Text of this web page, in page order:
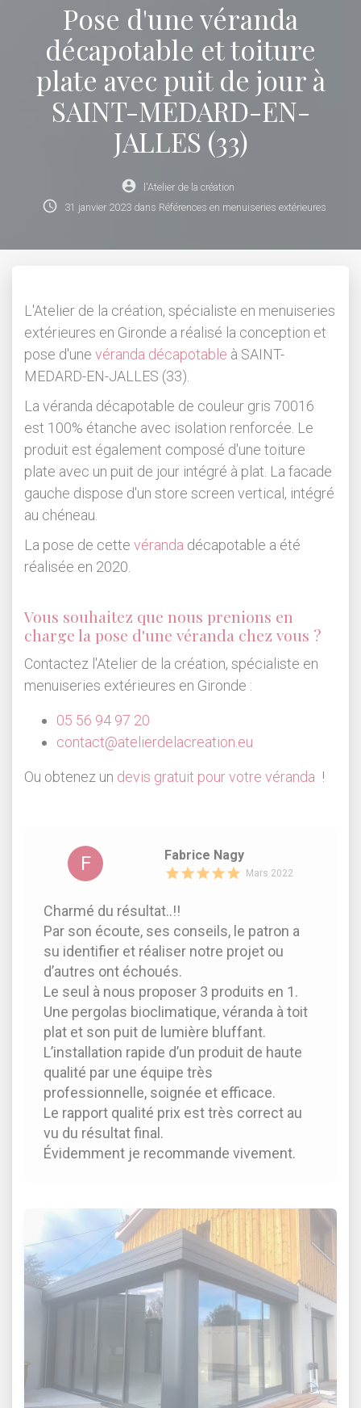
Pose d'une véranda
décapotable et toiture
plate avec puit de jour à
SAINT-MEDARD-EN-
JALLES (33)
account_circle l'Atelier de la création
schedule 31 janvier 2023dans Références en menuiseries extérieures
L'Atelier de la création, spécialiste en menuiseries
extérieures en Gironde a réalisé la conception et
pose d'une véranda décapotable à SAINT-
MEDARD-EN-JALLES (33).
La véranda décapotable de couleur gris 70016
est 100% étanche avec isolation renforcée. Le
produit est également composé d'une toiture
plate avec un puit de jour intégré à plat. La facade
gauche dispose d'un store screen vertical, intégré
au chéneau.
La pose de cette véranda décapotable a été
réalisée en 2020.
Vous souhaitez que nous prenions en
charge la pose d'une véranda chez vous ?
Contactez l'Atelier de la création, spécialiste en
menuiseries extérieures en Gironde :
05 56 94 97 20
contact@atelierdelacreation.eu
Ou obtenez un devis gratuit pour votre véranda !
F Fabrice Nagy
Mars 2022
Charmé du résultat..!!
Par son écoute, ses conseils, le patron a
su identifier et réaliser notre projet ou
d’autres ont échoués.
Le seul à nous proposer 3 produits en 1.
Une pergolas bioclimatique, véranda à toit
plat et son puit de lumière bluffant.
L’installation rapide d’un produit de haute
qualité par une équipe très
professionnelle, soignée et efficace.
Le rapport qualité prix est très correct au
vu du résultat final.
Évidemment je recommande vivement.